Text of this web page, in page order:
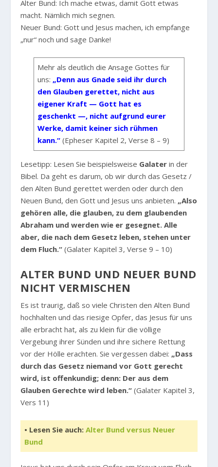
Alter Bund: Ich mache etwas, damit Gott etwas
macht. Nämlich mich segnen.
Neuer Bund: Gott und Jesus machen, ich empfange
„nur“ noch und sage Danke!
Mehr als deutlich die Ansage Gottes für
uns: „Denn aus Gnade seid ihr durch
den Glauben gerettet, nicht aus
eigener Kraft — Gott hat es
geschenkt —, nicht aufgrund eurer
Werke, damit keiner sich rühmen
kann.“ (Epheser Kapitel 2, Verse 8 – 9)
Lesetipp: Lesen Sie beispielsweise Galater in der
Bibel. Da geht es darum, ob wir durch das Gesetz /
den Alten Bund gerettet werden oder durch den
Neuen Bund, den Gott und Jesus uns anbieten. „Also
gehören alle, die glauben, zu dem glaubenden
Abraham und werden wie er gesegnet. Alle
aber, die nach dem Gesetz leben, stehen unter
dem Fluch.“ (Galater Kapitel 3, Verse 9 – 10)
ALTER BUND UND NEUER BUND
NICHT VERMISCHEN
Es ist traurig, daß so viele Christen den Alten Bund
hochhalten und das riesige Opfer, das Jesus für uns
alle erbracht hat, als zu klein für die völlige
Vergebung ihrer Sünden und ihre sichere Rettung
vor der Hölle erachten. Sie vergessen dabei: „Dass
durch das Gesetz niemand vor Gott gerecht
wird, ist offenkundig; denn: Der aus dem
Glauben Gerechte wird leben.“ (Galater Kapitel 3,
Vers 11)
• Lesen Sie auch: Alter Bund versus Neuer
Bund